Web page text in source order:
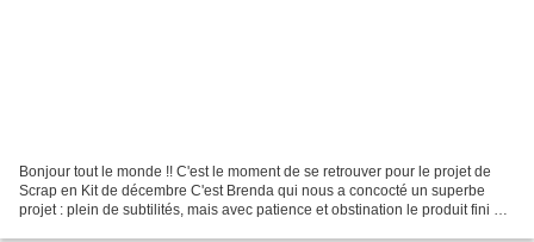
Bonjour tout le monde !! C'est le moment de se retrouver pour le projet de
Scrap en Kit de décembre C'est Brenda qui nous a concocté un superbe
projet : plein de subtilités, mais avec patience et obstination le produit fini est